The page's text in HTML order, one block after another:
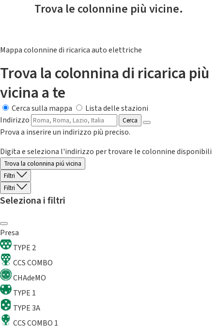
Trova le colonnine più vicine.
Mappa colonnine di ricarica auto elettriche
Trova la colonnina di ricarica più
vicina a te
Cerca sulla mappa
Lista delle stazioni
Indirizzo
Cerca
Prova a inserire un indirizzo più preciso.
Digita e seleziona l'indirizzo per trovare le colonnine disponibili
Trova la colonnina piú vicina
Filtri
Filtri
Seleziona i filtri
Presa
TYPE 2
CCS COMBO
CHAdeMO
TYPE 1
TYPE 3A
CCS COMBO 1